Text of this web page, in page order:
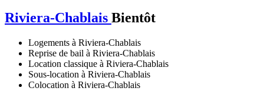
Riviera-Chablais Bientôt
Logements à Riviera-Chablais
Reprise de bail à Riviera-Chablais
Location classique à Riviera-Chablais
Sous-location à Riviera-Chablais
Colocation à Riviera-Chablais